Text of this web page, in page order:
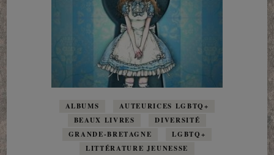
ALBUMS
AUTEURICES LGBTQ+
BEAUX LIVRES
DIVERSITÉ
GRANDE-BRETAGNE
LGBTQ+
LITTÉRATURE JEUNESSE